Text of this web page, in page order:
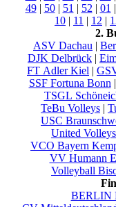
49| 50| 51 | 52 | 01
10 | 11 | 12 |
2.
ASV Dachau |
DJK Delbrück |
FT Adler Kiel |
SSF Fortuna Bonn
TSGL
TeBu Volleys |
USC
United
VCO Bayern
VV Humann
Volleyball
BERLIN